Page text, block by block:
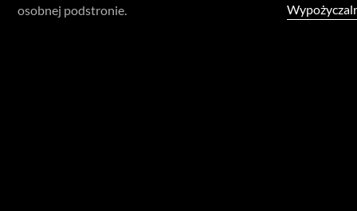
osobnej podstronie.